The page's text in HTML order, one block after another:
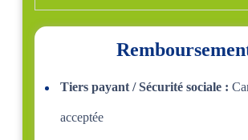
Tiers payant / Sécurité sociale :
acceptée